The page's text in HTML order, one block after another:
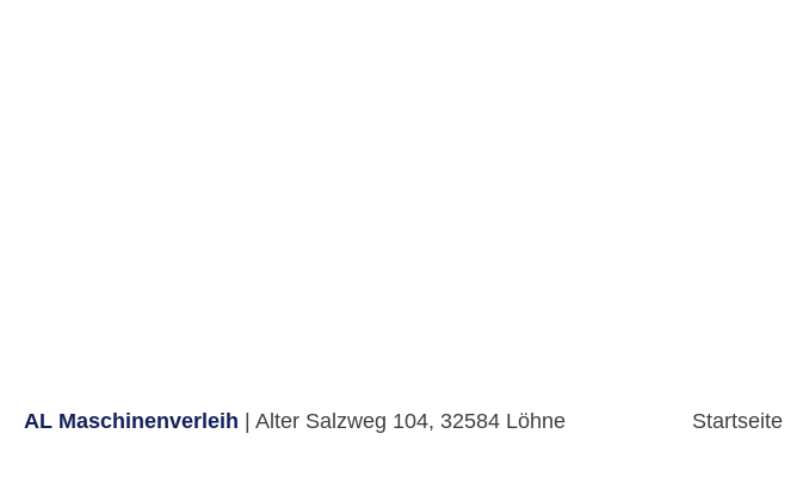
AL Maschinenverleih | Alter Salzweg 104, 32584 Löhne Startseite